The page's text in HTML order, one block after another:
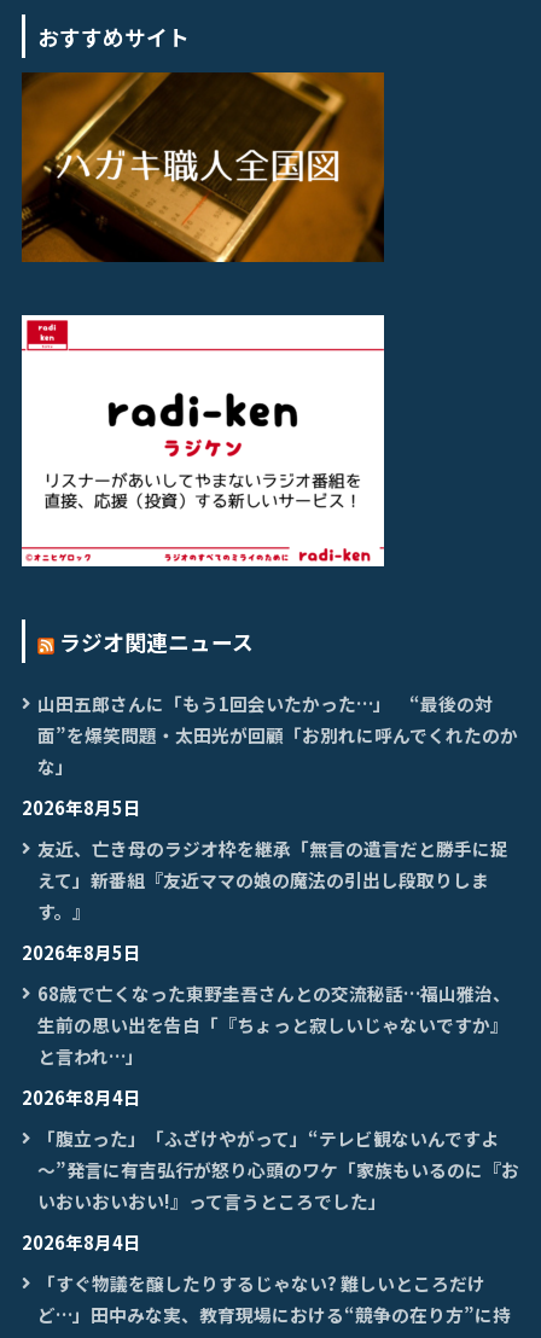
おすすめサイト
ラジオ関連ニュース
山田五郎さんに「もう1回会いたかった…」 “最後の対
面”を爆笑問題・太田光が回顧「お別れに呼んでくれたのか
な」
2026年8月5日
友近、亡き母のラジオ枠を継承「無言の遺言だと勝手に捉
えて」新番組『友近ママの娘の魔法の引出し段取りしま
す。』
2026年8月5日
68歳で亡くなった東野圭吾さんとの交流秘話…福山雅治、
生前の思い出を告白「『ちょっと寂しいじゃないですか』
と言われ…」
2026年8月4日
「腹立った」「ふざけやがって」“テレビ観ないんですよ
～”発言に有吉弘行が怒り心頭のワケ「家族もいるのに『お
いおいおいおい!』って言うところでした」
2026年8月4日
「すぐ物議を醸したりするじゃない? 難しいところだけ
ど…」田中みな実、教育現場における“競争の在り方”に持